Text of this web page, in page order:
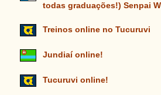
todas graduações!) Senpai
Treinos online no Tucuruvi
Jundiaí online!
Tucuruvi online!